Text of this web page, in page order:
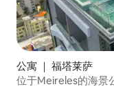
公寓 ｜ 福塔莱萨
位于Meireles的海景